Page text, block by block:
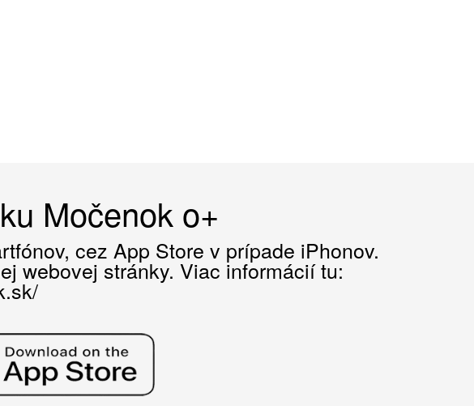
Močenok o+
cez App Store v prípade iPhonov.
webovej stránky. Viac informácií tu: